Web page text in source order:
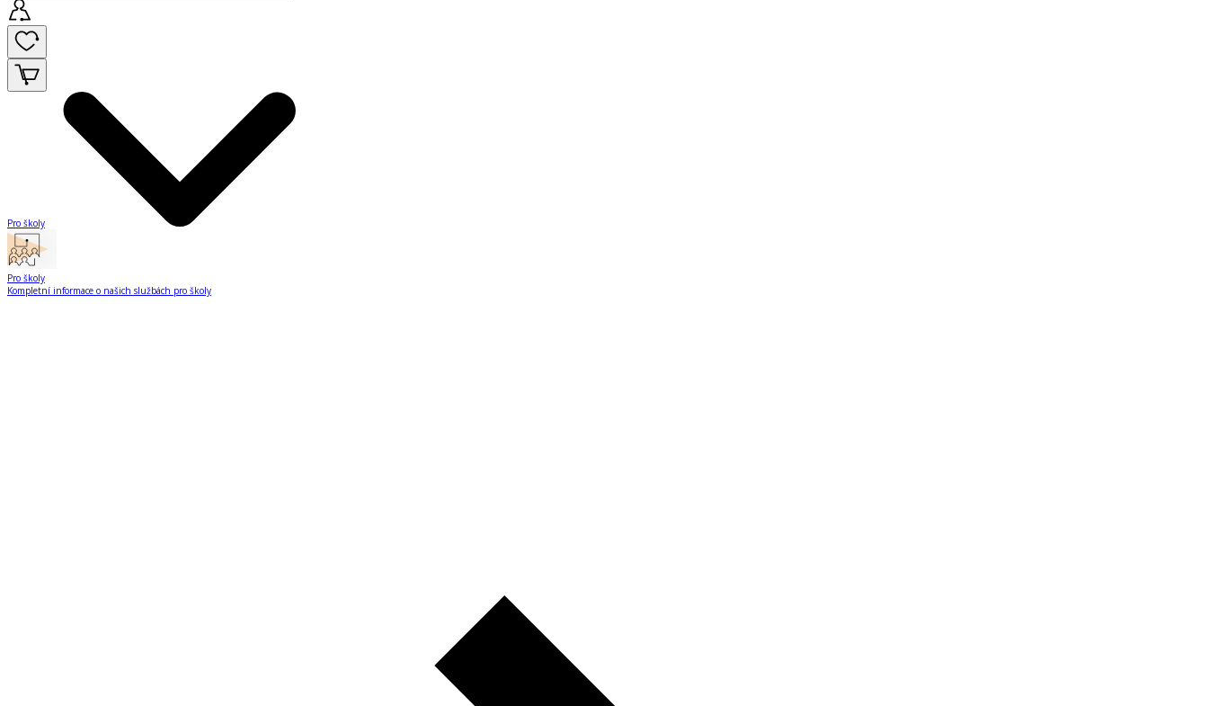
Pro školy
Pro školy
Kompletní informace o našich službách pro školy